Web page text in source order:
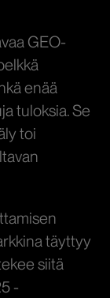
GEO-
enää
tuloksia. Se
toi
täyttyy
siitä
-